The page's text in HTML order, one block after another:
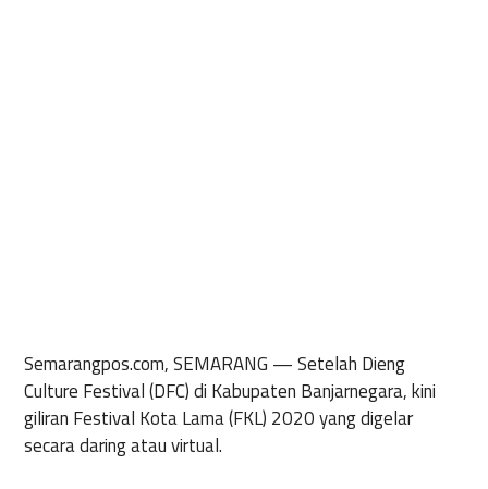
Semarangpos.com, SEMARANG —Setelah Dieng
Culture Festival (DFC) di Kabupaten Banjarnegara, kini
giliran Festival Kota Lama (FKL) 2020 yang digelar
secara daring atau virtual.